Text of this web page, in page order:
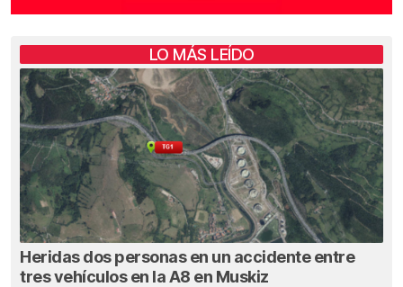
LO MÁS LEÍDO
Heridas dos personas en un accidente entre
tres vehículos en la A8 en Muskiz